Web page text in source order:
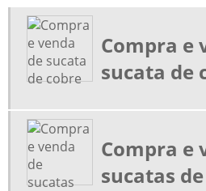
COMPRA E VENDA DE SUCATA DE COBRE
COMPRA E VENDA DE SUCATA EM
COMPRA E VENDA DE SUCATA FERROSA
COMPRADOR DE SUCATA DE INOX
COMPRADORES DE SUCATAS FERROSAS
COMPRAR E VENDA DE SUCATA EM
Compra e
sucata de
Compra e
sucatas